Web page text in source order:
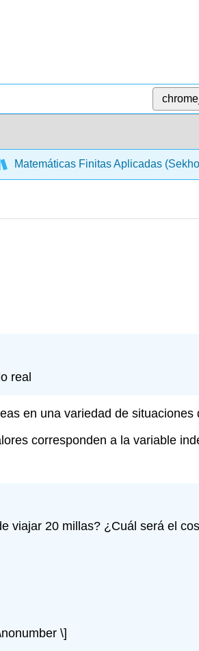
Matemáticas Finitas Aplicadas
real
en una variedad de situaciones
corresponden a la variable
viajar 20 millas? ¿Cuál será el
\]